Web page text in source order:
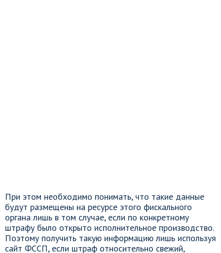
При этом необходимо понимать, что такие данные
будут размещены на ресурсе этого фискального
органа лишь в том случае, если по конкретному
штрафу было открыто исполнительное производство.
Поэтому получить такую информацию лишь используя
сайт ФССП, если штраф относительно свежий,